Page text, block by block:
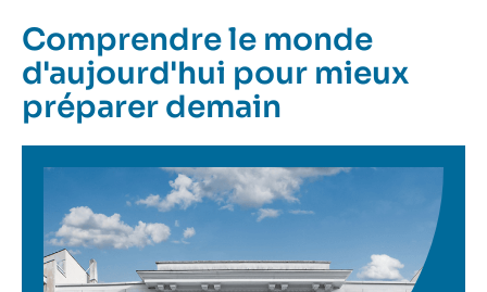
Comprendre le monde
d'aujourd'hui pour mieux
préparer demain
Image